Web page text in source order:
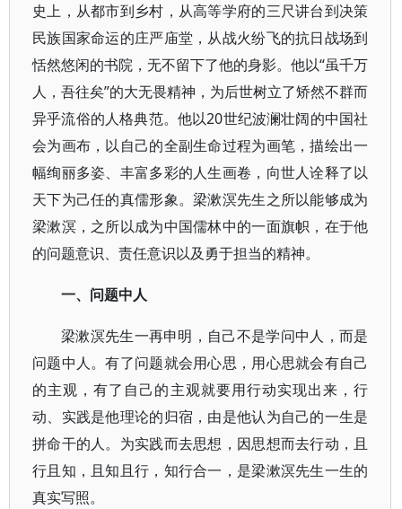
史上，从都市到乡村，从高等学府的三尺讲台到决策
民族国家命运的庄严庙堂，从战火纷飞的抗日战场到
恬然悠闲的书院，无不留下了他的身影。他以“虽千万
人，吾往矣”的大无畏精神，为后世树立了矫然不群而
异乎流俗的人格典范。他以20世纪波澜壮阔的中国社
会为画布，以自己的全副生命过程为画笔，描绘出一
幅绚丽多姿、丰富多彩的人生画卷，向世人诠释了以
天下为己任的真儒形象。梁漱溟先生之所以能够成为
梁漱溟，之所以成为中国儒林中的一面旗帜，在于他
的问题意识、责任意识以及勇于担当的精神。
一、问题中人
梁漱溟先生一再申明，自己不是学问中人，而是
问题中人。有了问题就会用心思，用心思就会有自己
的主观，有了自己的主观就要用行动实现出来，行
动、实践是他理论的归宿，由是他认为自己的一生是
拼命干的人。为实践而去思想，因思想而去行动，且
行且知，且知且行，知行合一，是梁漱溟先生一生的
真实写照。